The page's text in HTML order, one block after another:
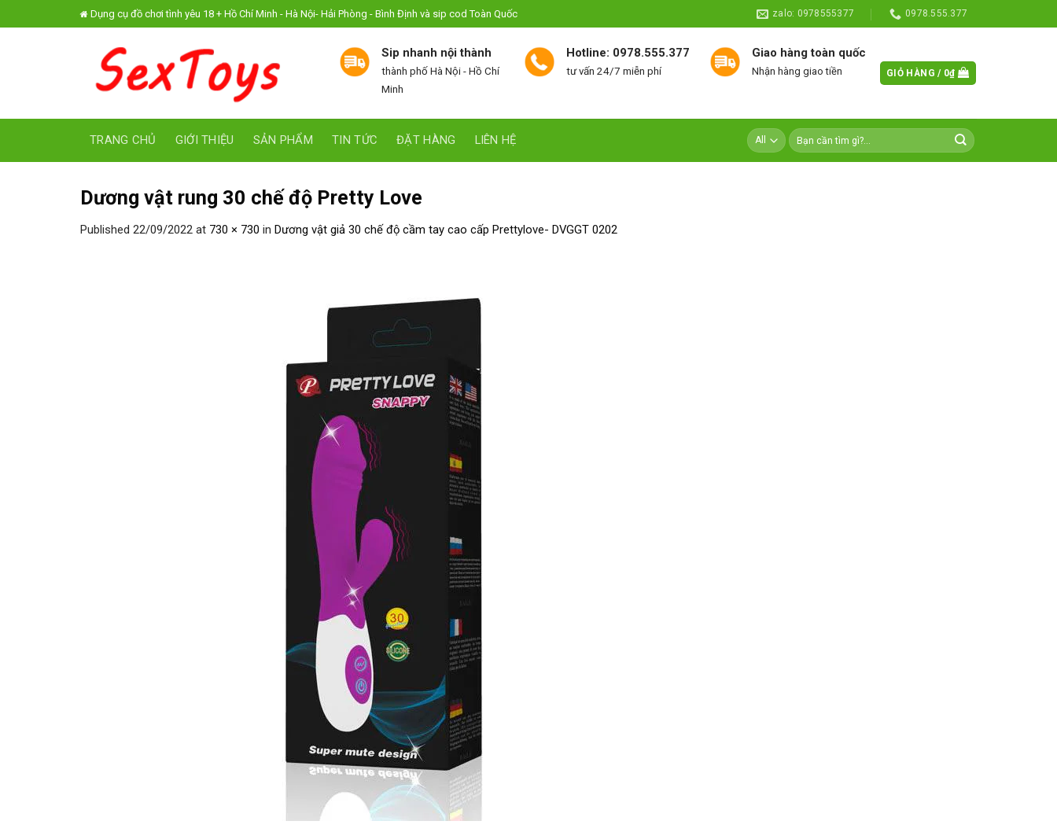
to
Dụng cụ đồ chơi tình yêu 18 + Hồ Chí Minh - Hà Nội- Hải Phòng - Bình Định và sip cod Toàn Quốc zalo: 0978555377 0978.555.377
Sip nhanh nội thành
thành phố Hà Nội - Hồ Chí
Minh
Hotline: 0978.555.377
tư vấn 24/7 miễn phí
Giao hàng toàn quốc
Nhận hàng giao tiền GIỎ HÀNG / 0₫
TRANG CHỦ GIỚI THIỆU SẢN PHẨM TIN TỨC ĐẶT HÀNG LIÊN HỆ
Dương vật rung 30 chế độ Pretty Love
Published 22/09/2022 at 730 × 730 in Dương vật giả 30 chế độ cầm tay cao cấp Prettylove- DVGGT 0202